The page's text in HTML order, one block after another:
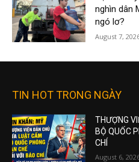
nghìn dân
ngó lơ?
August 7,
TIN HOT TRONG NGÀY
THƯỢNG
BỘ QUỐC
CHÍ
August 6,